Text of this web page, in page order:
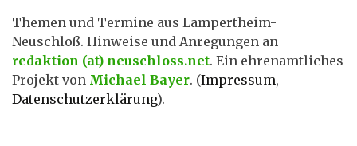
Themen und Termine aus Lampertheim-
Neuschloß. Hinweise und Anregungen an
redaktion (at) neuschloss.net. Ein ehrenamtliches
Projekt von Michael Bayer. (Impressum,
Datenschutzerklärung).